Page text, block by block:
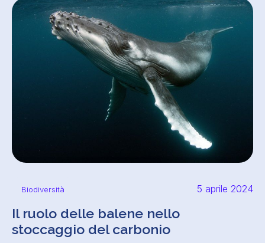
Biodiversità 5 aprile 2024
Il ruolo delle balene nello
stoccaggio del carbonio